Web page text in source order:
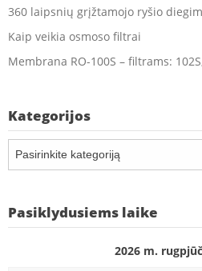
360 laipsnių grįžtamojo ryšio
Kaip veikia osmoso filtrai
Membrana RO-100S – filtrams:
Kategorijos
Kategorijos
Pasiklydusiems laike
2026 m.